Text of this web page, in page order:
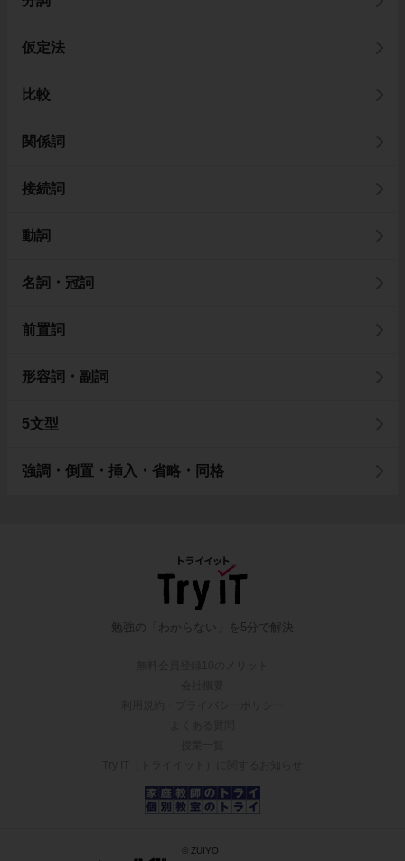
仮定法
比較
関係詞
接続詞
動詞
名詞・冠詞
前置詞
形容詞・副詞
5文型
強調・倒置・挿入・省略・同格
勉強の「わからない」を5分で解決
© ZUIYO